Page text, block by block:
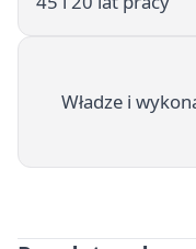
Władze i